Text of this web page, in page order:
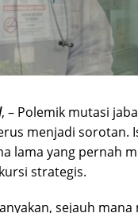
, – Polemik mutasi
menjadi
lama yang pernah
strategis.
sejauh mana